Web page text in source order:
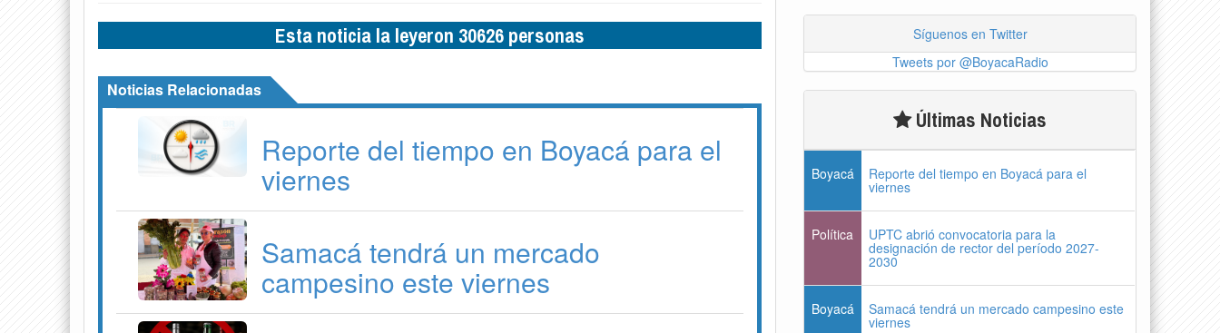
Esta noticia la leyeron 30626 personas
Noticias Relacionadas
Reporte del tiempo en Boyacá para el
viernes
Samacá tendrá un mercado
campesino este viernes
Síguenos en Twitter
Tweets por @BoyacaRadio
Últimas Noticias
Boyacá Reporte del tiempo en Boyacá para el
viernes
Política UPTC abrió convocatoria para la
designación de rector del período 2027-
2030
Boyacá Samacá tendrá un mercado campesino este
viernes